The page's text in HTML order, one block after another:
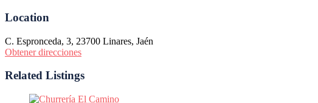
Location
C. Espronceda, 3, 23700 Linares, Jaén
Obtener direcciones
Related Listings